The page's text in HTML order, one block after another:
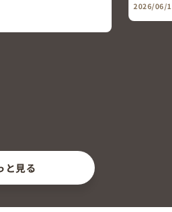
2026/06/
と見る